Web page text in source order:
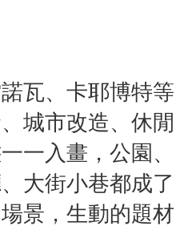
瓦、卡耶博特等
城市改造、休閒
一入畫，公園、
大街小巷都成了
景，生動的題材